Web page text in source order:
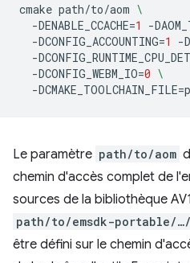
cmake path/to/aom \
-DENABLE_CCACHE=1 -
-DCONFIG_ACCOUNTING=1 -
-
-DCONFIG_WEBM_IO=0 \
-DCMAKE_TOOLCHAIN_FILE=
Le paramètre path/to/aom
chemin d'accès complet de
sources de la bibliothèque
path/to/emsdk-portable/…/
être défini sur le chemin